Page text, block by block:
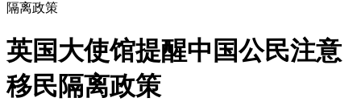
隔离政策
英国大使馆提醒中国公民注意
移民隔离政策